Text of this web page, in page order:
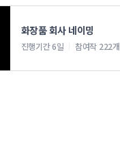
진행기간 6일 참여작 222개